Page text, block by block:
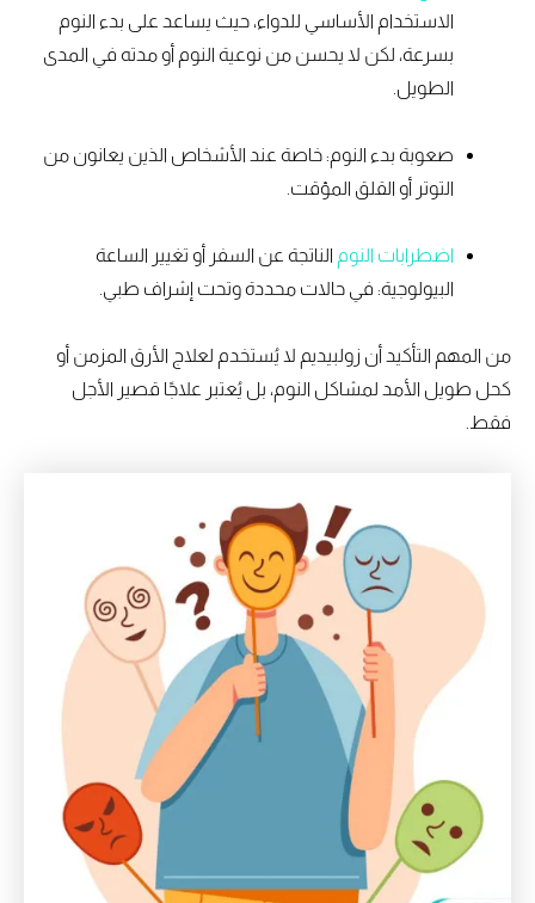
الاستخدام الأساسي للدواء، حيث يساعد على بدء النوم
بسرعة، لكن لا يحسن من نوعية النوم أو مدته في المدى
الطويل.
صعوبة بدء النوم: خاصة عند الأشخاص الذين يعانون من
التوتر أو القلق المؤقت.
اضطرابات النومالناتجة عن السفر أو تغيير الساعة
البيولوجية: في حالات محددة وتحت إشراف طبي.
من المهم التأكيد أن زولبيديم لا يُستخدم لعلاج الأرق المزمن أو
كحل طويل الأمد لمشاكل النوم، بل يُعتبر علاجًا قصير الأجل
فقط.